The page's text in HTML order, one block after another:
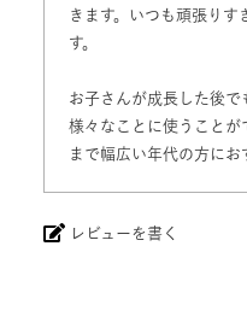
きます。いつも頑張りす
す。
お子さんが成長した後で
様々なことに使うことが
まで幅広い年代の方にお
レビューを書く